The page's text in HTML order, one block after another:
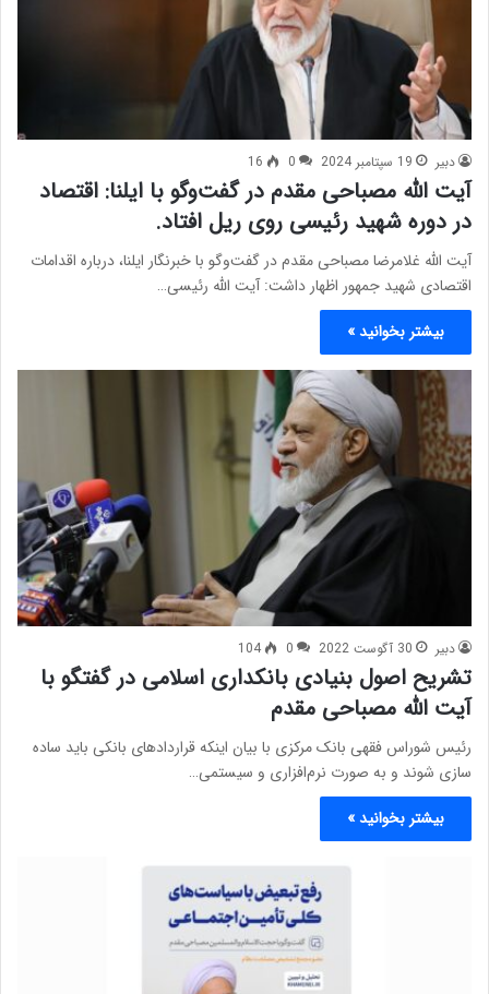
دبیر 19 سپتامبر 2024 0
16
آیت الله مصباحی مقدم در گفت‌وگو با ایلنا:‌ اقتصاد
در دوره شهید رئیسی روی ریل افتاد.
آیت الله غلامرضا مصباحی مقدم در گفت‌وگو با خبرنگار ایلنا، درباره اقدامات
اقتصادی شهید جمهور اظهار داشت: آیت الله رئیسی…
بیشتر بخوانید »
دبیر 30 آگوست 2022 0
104
تشریح اصول بنیادی بانکداری اسلامی در گفتگو با
آیت الله مصباحی مقدم
رئیس شوراس فقهی بانک مرکزی با بیان اینکه قرارداد‌های بانکی باید ساده
سازی شوند و به صورت نرم‌افزاری و سیستمی…
بیشتر بخوانید »